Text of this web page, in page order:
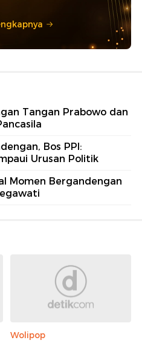
Tangan Prabowo dan
Bos PPI:
Urusan Politik
Momen Bergandengan
Wolipop